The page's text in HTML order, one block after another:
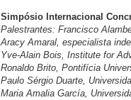
Simpósio Internacional
Palestrantes: Francisco
Aracy Amaral, especialista
Yve-Alain Bois, Institute for
Ronaldo Brito, Pontifícia
Paulo Sérgio Duarte,
Maria Amalia García,